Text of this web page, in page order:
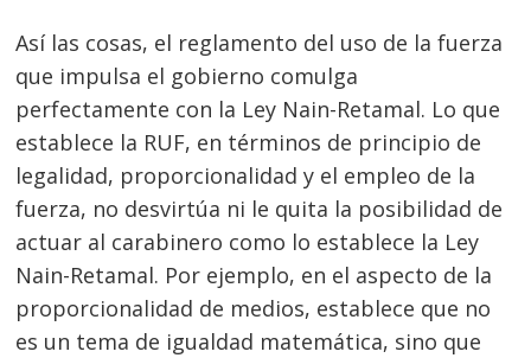
Así las cosas, el reglamento del uso de la fuerza
que impulsa el gobierno comulga
perfectamente con la Ley Nain-Retamal. Lo que
establece la RUF, en términos de principio de
legalidad, proporcionalidad y el empleo de la
fuerza, no desvirtúa ni le quita la posibilidad de
actuar al carabinero como lo establece la Ley
Nain-Retamal. Por ejemplo, en el aspecto de la
proporcionalidad de medios, establece que no
es un tema de igualdad matemática, sino que
Navegación
de
entradas